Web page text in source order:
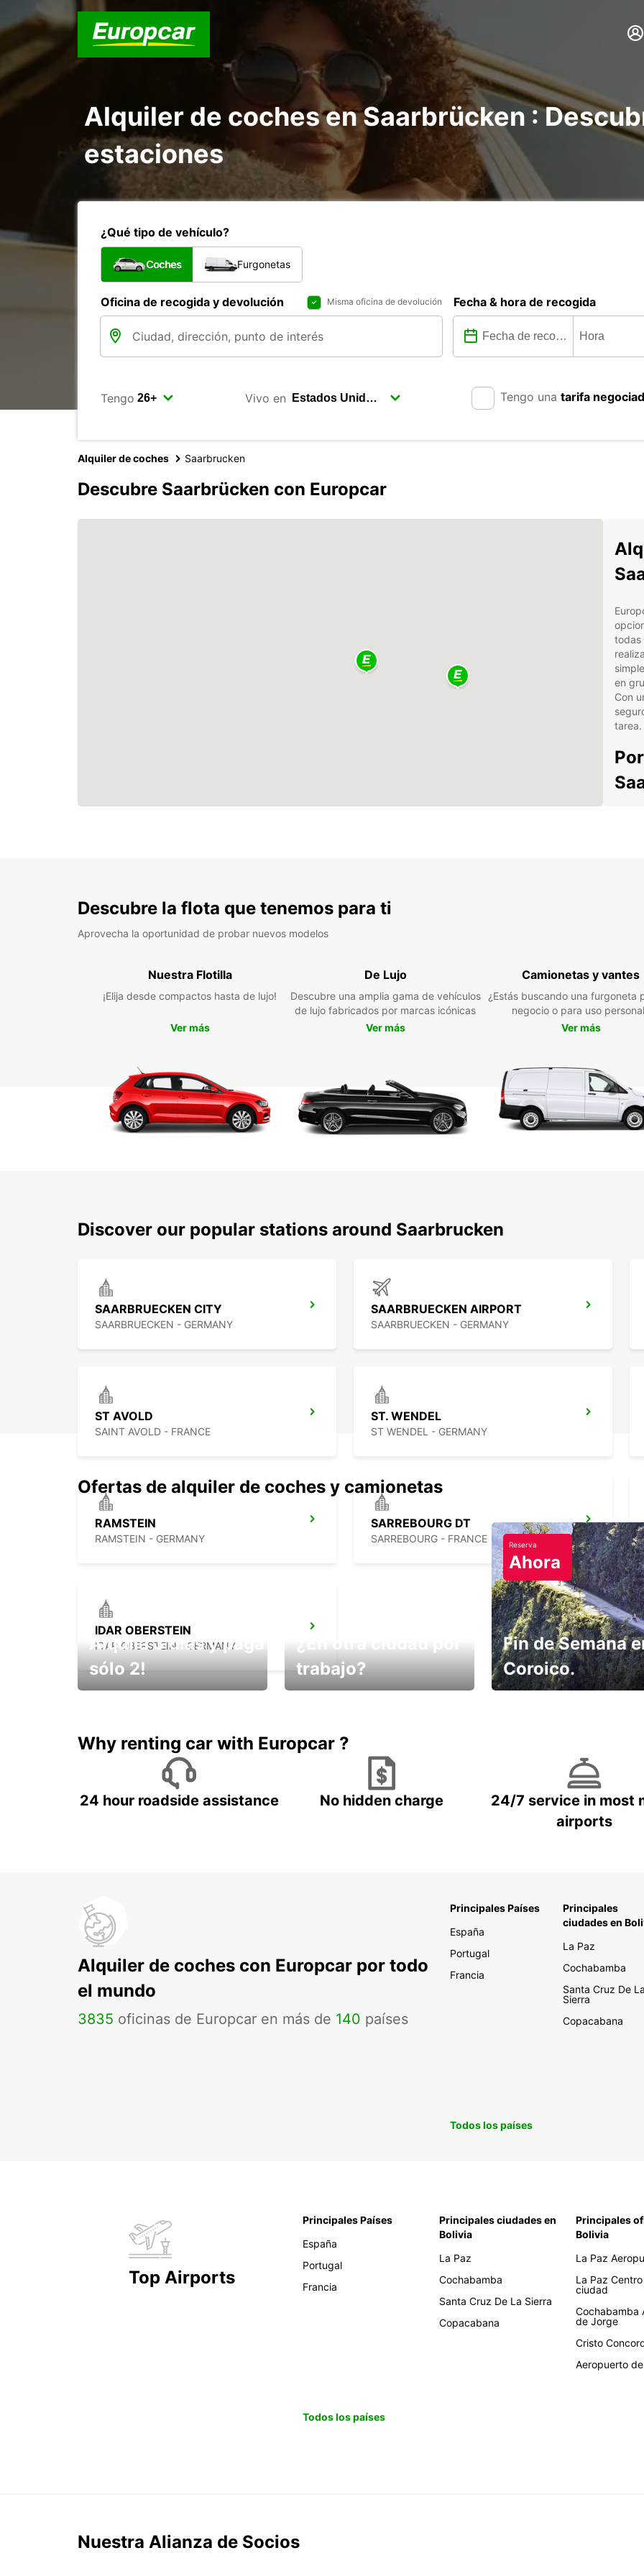
Alquiler de coches en Saarbrücken :
estaciones
¿Qué tipo de vehículo?
Coches Furgonetas
Oficina de recogida y devolución Misma oficina de devolución Fecha & hora de recogida
Tengo Vivo en Tengo una tarifa
Alquiler de coches Saarbrucken
Descubre Saarbrücken con Europcar
todas
en
Con
tarea.
en
por
Descubre la flota que tenemos para ti
Aprovecha la oportunidad de probar nuevos modelos
Nuestra Flotilla
¡Elija desde compactos hasta de lujo!
Ver más
De Lujo
Descubre una amplia gama de vehículos
de lujo fabricados por marcas icónicas
Ver más
Camionetas y vantes
¿Estás buscando una furgoneta
negocio o para uso
Ver más
Discover our popular stations around Saarbrucken
SAARBRUECKEN CITY
SAARBRUECKEN - GERMANY
SAARBRUECKEN AIRPORT
SAARBRUECKEN - GERMANY
ST AVOLD
SAINT AVOLD - FRANCE
ST. WENDEL
ST WENDEL - GERMANY
RAMSTEIN
RAMSTEIN - GERMANY
SARREBOURG DT
SARREBOURG - FRANCE
IDAR OBERSTEIN
IDAR OBERSTEIN - GERMANY
Ofertas de alquiler de coches y camionetas
Alquila 3 días y paga
sólo 2!
¿En otra ciudad por
trabajo?
Reserva
Ahora
Fin de Semana
Coroico.
Why renting car with Europcar ?
24 hour roadside assistance No hidden charge
24/7 service in most
airports
Alquiler de coches con Europcar por todo
el mundo
3835 oficinas de Europcar en más de 140 países
Principales Países
España
Portugal
Francia
Principales
ciudades en
La Paz
Cochabamba
Santa Cruz De La
Sierra
Copacabana
Todos los países
Top Airports
Principales Países
España
Portugal
Francia
Principales ciudades en
Bolivia
La Paz
Cochabamba
Santa Cruz De La Sierra
Copacabana
Principales
Bolivia
La Paz
La Paz
ciudad
Cochabamba
de Jorge
Cristo
Aeropuerto
Todos los países
Nuestra Alianza de Socios